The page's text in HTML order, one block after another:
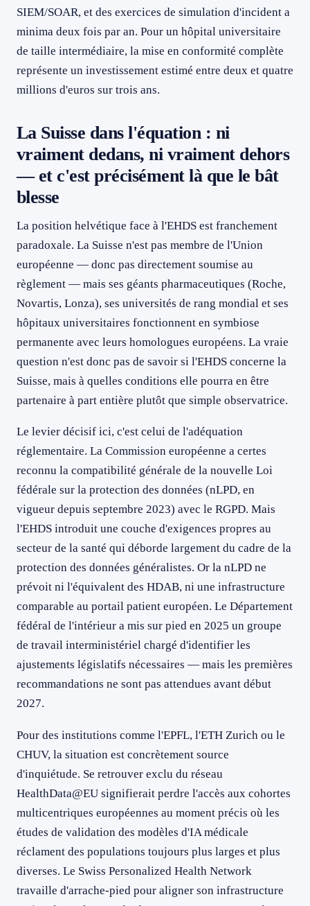
SIEM/SOAR, et des exercices de simulation d'incident a
minima deux fois par an. Pour un hôpital universitaire
de taille intermédiaire, la mise en conformité complète
représente un investissement estimé entre deux et quatre
millions d'euros sur trois ans.
La Suisse dans l'équation : ni
vraiment dedans, ni vraiment dehors
— et c'est précisément là que le bât
blesse
La position helvétique face à l'EHDS est franchement
paradoxale. La Suisse n'est pas membre de l'Union
européenne — donc pas directement soumise au
règlement — mais ses géants pharmaceutiques (Roche,
Novartis, Lonza), ses universités de rang mondial et ses
hôpitaux universitaires fonctionnent en symbiose
permanente avec leurs homologues européens. La vraie
question n'est donc pas de savoir si l'EHDS concerne la
Suisse, mais à quelles conditions elle pourra en être
partenaire à part entière plutôt que simple observatrice.
Le levier décisif ici, c'est celui de l'adéquation
réglementaire. La Commission européenne a certes
reconnu la compatibilité générale de la nouvelle Loi
fédérale sur la protection des données (nLPD, en
vigueur depuis septembre 2023) avec le RGPD. Mais
l'EHDS introduit une couche d'exigences propres au
secteur de la santé qui déborde largement du cadre de la
protection des données généralistes. Or la nLPD ne
prévoit ni l'équivalent des HDAB, ni une infrastructure
comparable au portail patient européen. Le Département
fédéral de l'intérieur a mis sur pied en 2025 un groupe
de travail interministériel chargé d'identifier les
ajustements législatifs nécessaires — mais les premières
recommandations ne sont pas attendues avant début
2027.
Pour des institutions comme l'EPFL, l'ETH Zurich ou le
CHUV, la situation est concrètement source
d'inquiétude. Se retrouver exclu du réseau
HealthData@EU signifierait perdre l'accès aux cohortes
multicentriques européennes au moment précis où les
études de validation des modèles d'IA médicale
réclament des populations toujours plus larges et plus
diverses. Le Swiss Personalized Health Network
travaille d'arrache-pied pour aligner son infrastructure